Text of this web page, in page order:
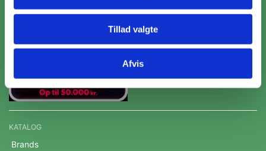
Tillad valgte
Afvis
Skramsvej 10, 4622 Havdrup
CVR 42092258
KATALOG
Brands